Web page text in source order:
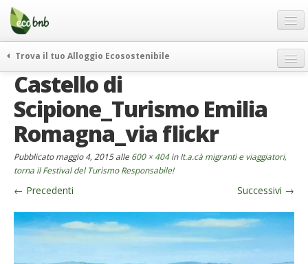
Menu
Salta
contenuto
Offerte Speciali
Regali
FAQ
Chi Siamo
Partner
Contatti
Italiano
Trova il tuo Alloggio Ecosostenibile
weekend green
itinerari
curiosità
vivere e viaggiare verde
news ed eventi
Castello di
Scipione_Turismo Emilia
Romagna_via flickr
Pubblicatomaggio 4, 2015alle 600 × 404inIt.a.cà migranti e viaggiatori,
torna il Festival del Turismo Responsabile!
← Precedenti Successivi →